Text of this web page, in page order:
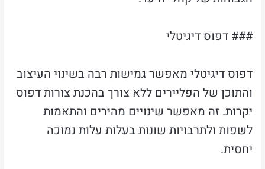
### דפוס דיגיטלי
דפוס דיגיטלי מאפשר גמישות רבה בשינוי העיצוב
והתוכן של הפליירים ללא צורך בהכנת צורות דפוס
יקרות. זה מאפשר שינויים מהירים והתאמות
לשפות ולתרבויות שונות בעלות עלות נמוכה
יחסית.